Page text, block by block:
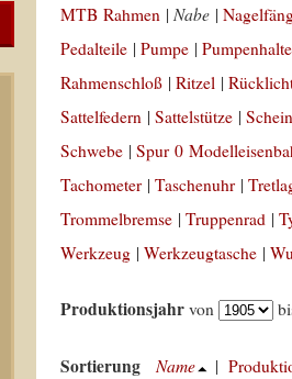
MTB Rahmen |Nabe |
Pedalteile |Pumpe |
Rahmenschloß |Ritzel |
Sattelfedern |Sattelstütze |
Schwebe |Spur 0
Tachometer |Taschenuhr |
Trommelbremse |Truppenrad |
Werkzeug |Werkzeugtasche |
Produktionsjahr von
Sortierung Name |